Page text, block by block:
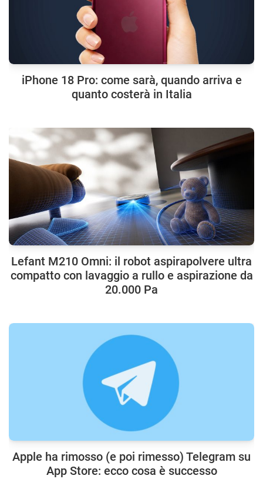
iPhone 18 Pro: come sarà, quando arriva e
quanto costerà in Italia
Lefant M210 Omni: il robot aspirapolvere ultra
compatto con lavaggio a rullo e aspirazione da
20.000 Pa
Apple ha rimosso (e poi rimesso) Telegram su
App Store: ecco cosa è successo